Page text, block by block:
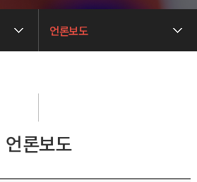
언론보도
언론보도